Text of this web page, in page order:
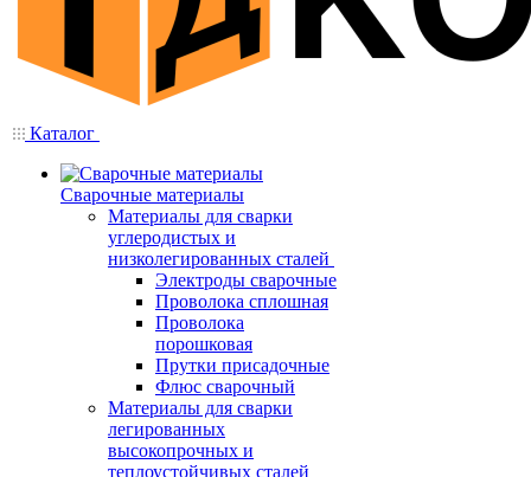
Каталог
Сварочные материалы
Материалы для сварки
углеродистых и
низколегированных сталей
Электроды сварочные
Проволока сплошная
Проволока
порошковая
Прутки присадочные
Флюс сварочный
Материалы для сварки
легированных
высокопрочных и
теплоустойчивых сталей